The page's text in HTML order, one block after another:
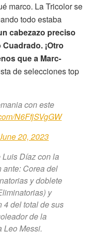
marco. La Tricolor se
todo estaba
cabezazo preciso
¡Otro
que a Marc-
de selecciones top
con este
N6FfjSVgGW
20, 2023
Díaz con la
Corea del
y doblete
y
4 del total de sus
de la
Leo Messi.